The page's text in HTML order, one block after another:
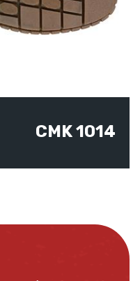
CMK 1014